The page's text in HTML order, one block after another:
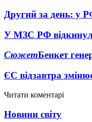
Другий за день: у
У МЗС РФ
СюжетБенкет
ЄС відзавтра
Читати коментарі
Новини світу